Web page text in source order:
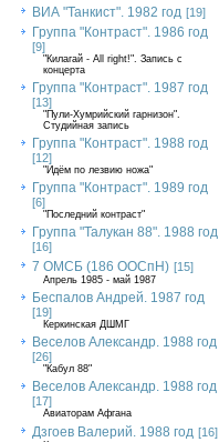
ВИА "Танкист". 1982 год [19]
Группа "Контраст". 1986 год
[9]
"Килагай - All right!". Запись с
концерта
Группа "Контраст". 1987 год
[13]
"Пули-Хумрийский гарнизон".
Студийная запись
Группа "Контраст". 1988 год
[12]
"Идём по лезвию ножа"
Группа "Контраст". 1989 год
[6]
"Последний контраст"
Группа "Талукан 88". 1988 год
[16]
7 ОМСБ (186 ООСпН) [15]
Апрель 1985 - май 1987
Беспалов Андрей. 1987 год
[19]
Керкинская ДШМГ
Веселов Александр. 1988 год
[26]
"Кабул 88"
Веселов Александр. 1988 год
[17]
Авиаторам Афгана
Дзгоев Валерий. 1988 год [16]